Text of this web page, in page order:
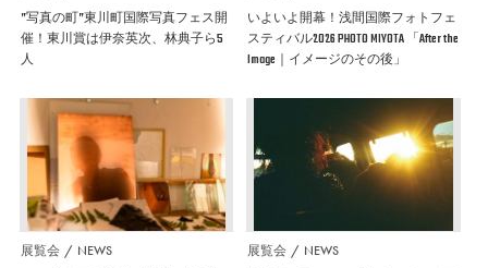
”写真の町”東川町国際写真フェス開
催！東川賞は伊奈英次、林典子ら5
人
いよいよ開幕！浅間国際フォトフェ
スティバル2026 PHOTO MIYOTA 「After the
Image｜イメージのその後」
展覧会 NEWS 展覧会 NEWS